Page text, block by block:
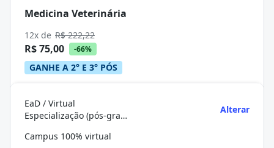
Medicina Veterinária
12x de R$ 222,22
R$ 75,00 -66%
GANHE A 2° E 3° PÓS
EaD / Virtual
Especialização (pós-graduação)
Alterar
Campus 100% virtual